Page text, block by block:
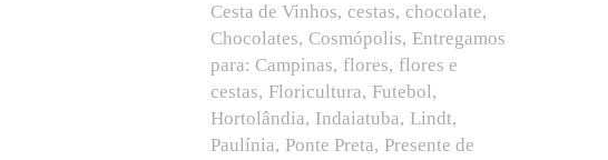
Cesta de Vinhos cestas chocolate
Chocolates Cosmópolis Entregamos
para: Campinas flores flores e
cestas Floricultura Futebol
Hortolândia Indaiatuba Lindt
Paulínia Ponte Preta Presente de